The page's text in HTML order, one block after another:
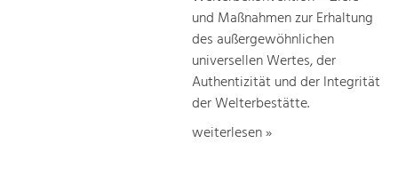
und Maßnahmen zur Erhaltung
des außergewöhnlichen
universellen Wertes, der
Authentizität und der Integrität
der Welterbestätte.
weiterlesen »